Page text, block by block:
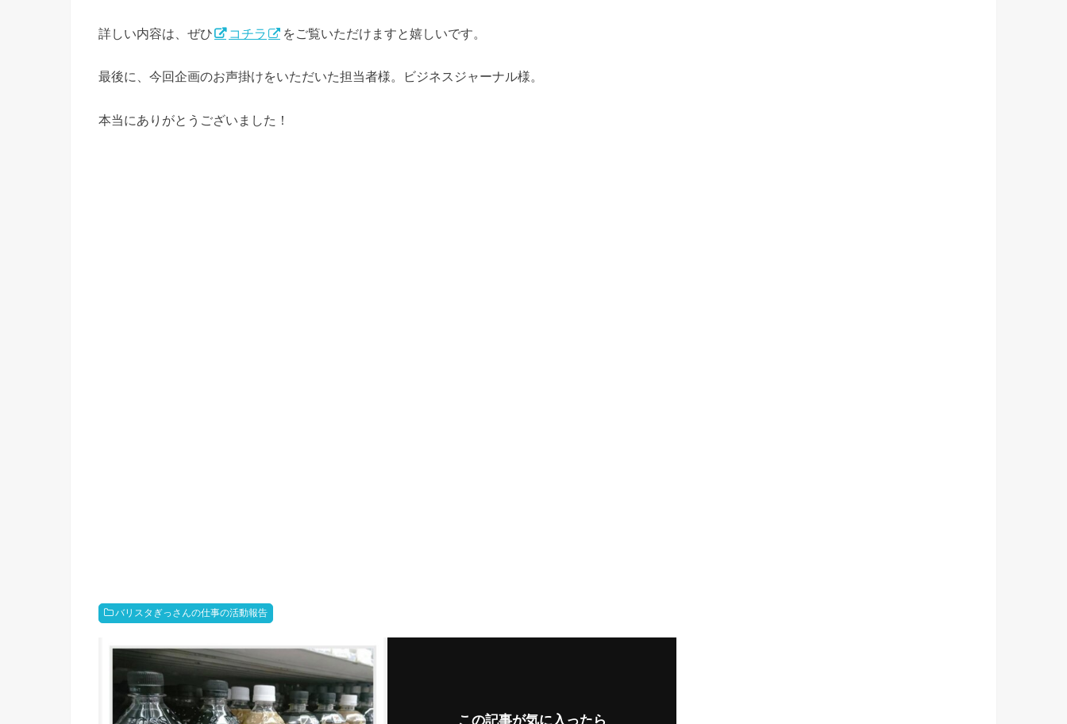
詳しい内容は、ぜひ コチラ をご覧いただけますと嬉しいです。
最後に、今回企画のお声掛けをいただいた担当者様。ビジネスジャーナル様。
本当にありがとうございました！
バリスタぎっさんの仕事の活動報告
この記事が気に入ったら